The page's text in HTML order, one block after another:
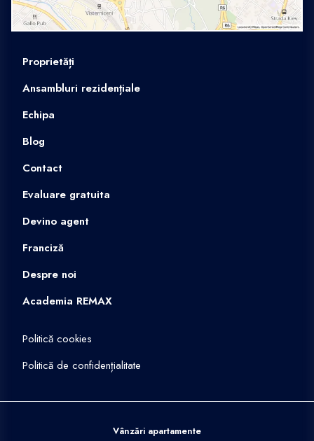
Proprietăți
Ansambluri rezidențiale
Echipa
Blog
Contact
Evaluare gratuita
Devino agent
Franciză
Despre noi
Academia REMAX
Politică cookies
Politică de confidențialitate
Vânzări apartamente